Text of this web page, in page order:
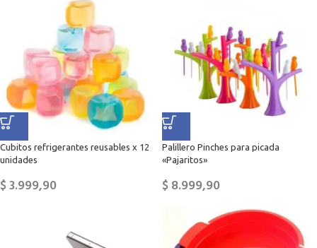
Cubitos refrigerantes reusables x 12
unidades
$3.999,90
Palillero Pinches para picada
«Pajaritos»
$8.999,90